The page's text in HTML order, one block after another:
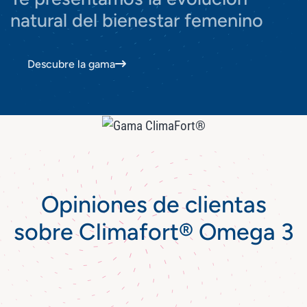
natural del bienestar femenino
Descubre la gama
Opiniones de clientas
sobre Climafort® Omega 3